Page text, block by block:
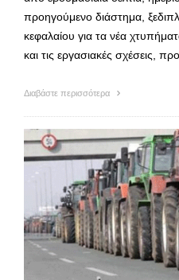
προηγούμενο διάστημα,
κεφαλαίου για τα νέα
και τις εργασιακές σχέσεις,
Διαβάστε περισσότερα